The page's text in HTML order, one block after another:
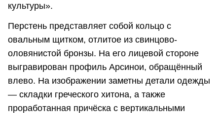
культуры».
Перстень представляет собой кольцо с
овальным щитком, отлитое из свинцово-
оловянистой бронзы. На его лицевой стороне
выгравирован профиль Арсинои, обращённый
влево. На изображении заметны детали одежды
— складки греческого хитона, а также
проработанная причёска с вертикальными